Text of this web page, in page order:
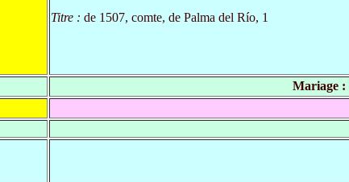
Titre : de 1507, comte, de Palma del Río, 1
Mariage :